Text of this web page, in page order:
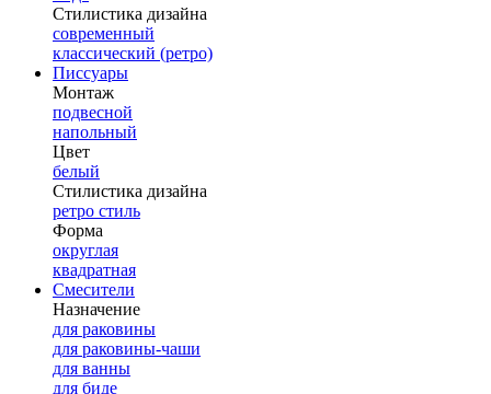
Стилистика дизайна
современный
классический (ретро)
Писсуары
Монтаж
подвесной
напольный
Цвет
белый
Стилистика дизайна
ретро стиль
Форма
округлая
квадратная
Смесители
Назначение
для раковины
для раковины-чаши
для ванны
для биде